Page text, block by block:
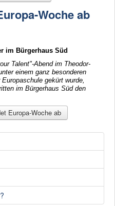
Woche ab
im Bürgerhaus Süd
Talent"-Abend im Theodor-
einem ganz besonderen
gekürt wurde,
im Bürgerhaus Süd den
Europa-Woche ab